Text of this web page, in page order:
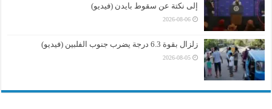
إلى نكتة عن سقوط بايدن (فيديو)
2026-08-06
زلزال بقوة 6.3 درجة يضرب جنوب الفلبين (فيديو)
2026-08-05